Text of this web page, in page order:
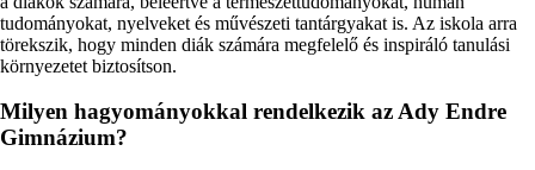
tudományokat, nyelveket és művészeti tantárgyakat is. Az iskola arra
törekszik, hogy minden diák számára megfelelő és inspiráló tanulási
környezetet biztosítson.
Milyen hagyományokkal rendelkezik az Ady Endre
Gimnázium?